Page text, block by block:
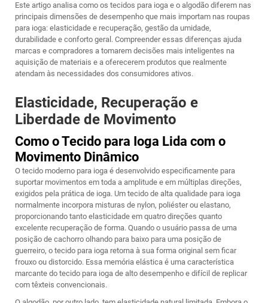
Este artigo analisa como os tecidos para ioga e o algodão diferem nas
principais dimensões de desempenho que mais importam nas roupas
para ioga: elasticidade e recuperação, gestão da umidade,
durabilidade e conforto geral. Compreender essas diferenças ajuda
marcas e compradores a tomarem decisões mais inteligentes na
aquisição de materiais e a oferecerem produtos que realmente
atendam às necessidades dos consumidores ativos.
Elasticidade, Recuperação e
Liberdade de Movimento
Como o Tecido para Ioga Lida com o
Movimento Dinâmico
O tecido moderno para ioga é desenvolvido especificamente para
suportar movimentos em toda a amplitude e em múltiplas direções,
exigidos pela prática de ioga. Um tecido de alta qualidade para ioga
normalmente incorpora misturas de nylon, poliéster ou elastano,
proporcionando tanto elasticidade em quatro direções quanto
excelente recuperação de forma. Quando o usuário passa de uma
posição de cachorro olhando para baixo para uma posição de
guerreiro, o tecido para ioga retorna à sua forma original sem ficar
frouxo ou distorcido. Essa memória elástica é uma característica
marcante do tecido para ioga de alto desempenho e difícil de replicar
com têxteis convencionais.